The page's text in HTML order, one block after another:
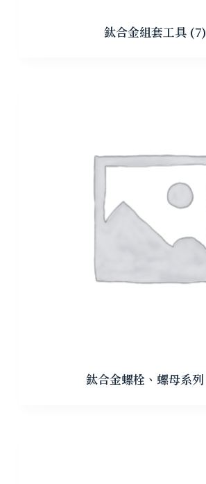
鈦合金組套工具 (7)
鈦合金螺栓、螺母系列